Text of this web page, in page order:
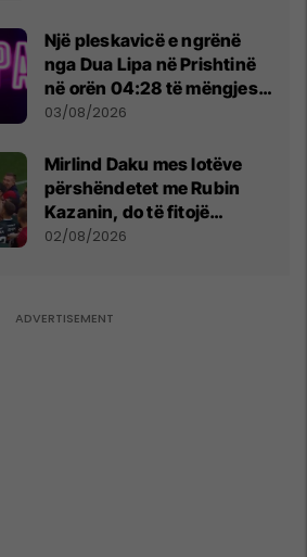
Një pleskavicë e ngrënë
nga Dua Lipa në Prishtinë
në orën 04:28 të mëngjesit
- dhe bota digjitale serbe
03/08/2026
Mirlind Daku mes lotëve
përshëndetet me Rubin
Kazanin, do të fitojë
miliona te Spartak Moska
02/08/2026